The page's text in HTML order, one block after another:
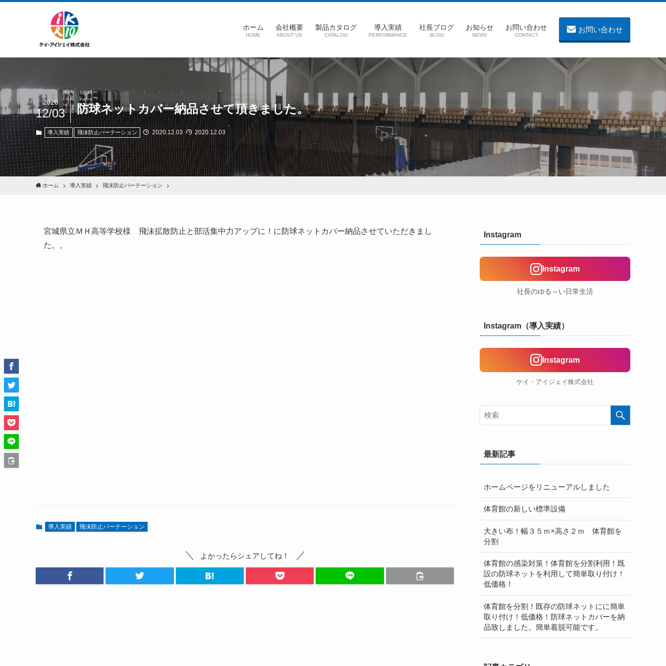
ホーム
HOME
会社概要
ABOUT US
製品カタログ
CATALOG
導入実績
PERFORMANCE
社長ブログ
BLOG
お知らせ
NEWS
お問い合わせ
CONTACT
お問い合わせ
防球ネットカバー納品させて頂きました。
2020
12/03
導入実績 飛沫防止パーテーション 2020.12.03 2020.12.03
ホーム 導入実績 飛沫防止パーテーション
宮城県立ＭＨ高等学校様 飛沫拡散防止と部活集中力アップに！に防球ネットカバー納品させていただきまし
た。。
導入実績 飛沫防止パーテーション
よかったらシェアしてね！
Instagram
Instagram
社長のゆる～い日常生活
Instagram（導入実績）
Instagram
ケイ・アイジェイ株式会社
最新記事
ホームページをリニューアルしました
体育館の新しい標準設備
大きい布！幅３５ｍ×高さ２ｍ 体育館を
分割
体育館の感染対策！体育館を分割利用！既
設の防球ネットを利用して簡単取り付け！
低価格！
体育館を分割！既存の防球ネットにに簡単
取り付け！低価格！防球ネットカバーを納
品致しました。簡単着脱可能です。